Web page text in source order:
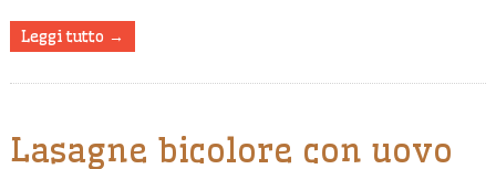
Leggi tutto →
Lasagne bicolore con uovo